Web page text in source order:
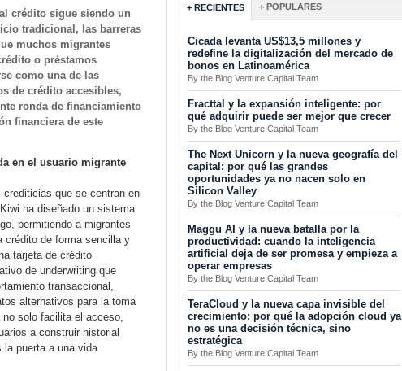
crédito sigue siendo un
tradicional, las barreras
muchos migrantes
o préstamos
como una de las
de crédito accesibles,
ronda de financiamiento
financiera de este
en el usuario migrante
que se centran en
ha diseñado un sistema
permitiendo a migrantes
crédito de forma sencilla y
tarjeta de crédito
de underwriting que
transaccional,
alternativos para la toma
solo facilita el acceso,
a construir historial
la puerta a una vida
+ RECIENTES + POPULARES
Cicada levanta US$13,5 millones y
redefine la digitalización del mercado de
bonos en Latinoamérica
By the Blog Venture Capital Team
Fracttal y la expansión inteligente: por
qué adquirir puede ser mejor que crecer
By the Blog Venture Capital Team
The Next Unicorn y la nueva geografía del
capital: por qué las grandes
oportunidades ya no nacen solo en
Silicon Valley
By the Blog Venture Capital Team
Maggu AI y la nueva batalla por la
productividad: cuando la inteligencia
artificial deja de ser promesa y empieza a
operar empresas
By the Blog Venture Capital Team
TeraCloud y la nueva capa invisible del
crecimiento: por qué la adopción cloud ya
no es una decisión técnica, sino
estratégica
By the Blog Venture Capital Team